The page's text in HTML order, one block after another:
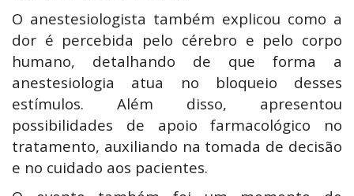
O anestesiologista também explicou como a
dor é percebida pelo cérebro e pelo corpo
humano, detalhando de que forma a
anestesiologia atua no bloqueio desses
estímulos. Além disso, apresentou
possibilidades de apoio farmacológico no
tratamento, auxiliando na tomada de decisão
e no cuidado aos pacientes.